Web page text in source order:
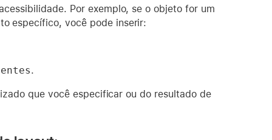
Por exemplo, se o objeto for um
específico, você pode inserir:
.
que você especificar ou do resultado de